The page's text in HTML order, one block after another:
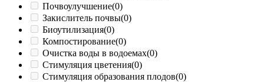
Почвоулучшение(0)
Закислитель почвы(0)
Биоутилизация(0)
Компостирование(0)
Очистка воды в водоемах(0)
Стимуляция цветения(0)
Стимуляция образования плодов(0)